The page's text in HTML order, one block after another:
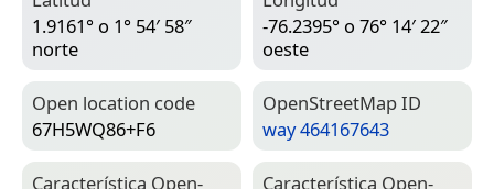
1.9161° o 1° 54′ 58″
norte
-76.2395° o 76° 14′ 22″
oeste
Open location code
67H5WQ86+F6
Open­Street­Map ID
way 464167643
Característica Open­
Característica Open­